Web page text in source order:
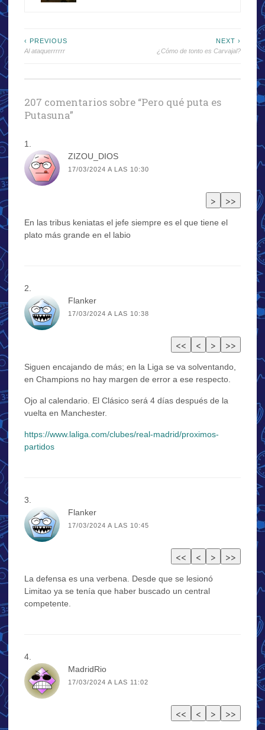
Navegación
‹ PREVIOUS
Al ataquerrrrrr
NEXT ›
¿Cómo de tonto es Carvajal?
207 comentarios sobre “Pero qué puta es
Putasuna”
ZIZOU_DIOS
17/03/2024 A LAS 10:30
En las tribus keniatas el jefe siempre es el que tiene el
plato más grande en el labio
Flanker
17/03/2024 A LAS 10:38
Siguen encajando de más; en la Liga se va solventando,
en Champions no hay margen de error a ese respecto.
Ojo al calendario. El Clásico será 4 días después de la
vuelta en Manchester.
https://www.laliga.com/clubes/real-madrid/proximos-
partidos
Flanker
17/03/2024 A LAS 10:45
La defensa es una verbena. Desde que se lesionó
Limitao ya se tenía que haber buscado un central
competente.
MadridRio
17/03/2024 A LAS 11:02